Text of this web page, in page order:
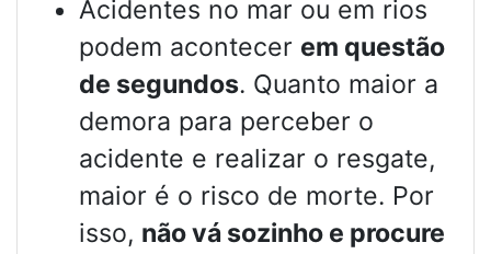
Acidentes no mar ou em rios
podem acontecer em questão
de segundos. Quanto maior a
demora para perceber o
acidente e realizar o resgate,
maior é o risco de morte. Por
isso, não vá sozinho e procure